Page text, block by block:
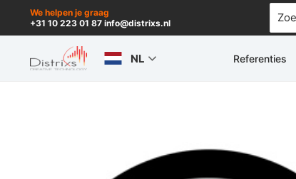
inhoud
We helpen je graag
+31 10 223 01 87 info@distrixs.nl
Zoek
naar:
NL Referenties